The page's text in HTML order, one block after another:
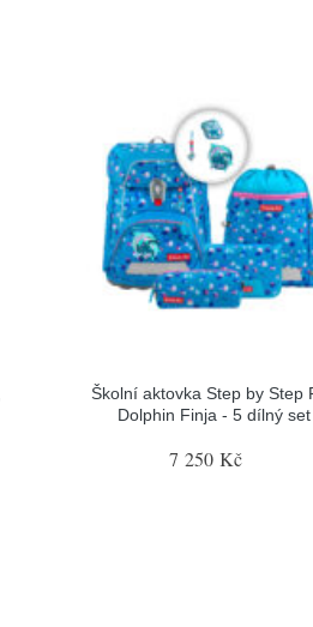
Školní aktovka Step by Step
Dolphin Finja - 5 dílný set
7 250 Kč